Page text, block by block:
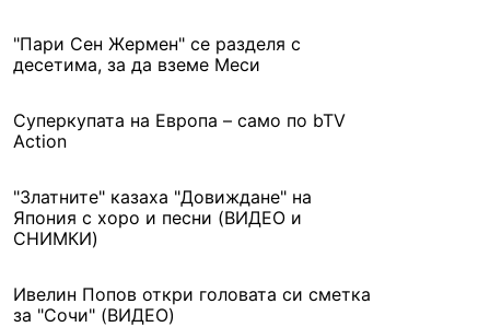
"Пари Сен Жермен" се разделя с
десетима, за да вземе Меси
Суперкупата на Европа – само по bTV
Action
"Златните" казаха "Довиждане" на
Япония с хорo и песни (ВИДЕО и
СНИМКИ)
Ивелин Попов откри головата си сметка
за "Сочи" (ВИДЕО)